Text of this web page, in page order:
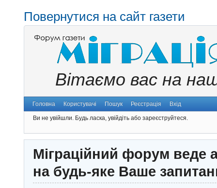
Повернутися на сайт газети
Вітаємо вас на
Головна Користувачі Пошук Реєстрація Вхід
Ви не увійшли. Будь ласка, увійдіть або зареєструйтеся.
Міграційний форум веде
на будь-яке Ваше